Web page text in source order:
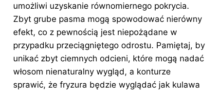
umożliwi uzyskanie równomiernego pokrycia.
Zbyt grube pasma mogą spowodować nierówny
efekt, co z pewnością jest niepożądane w
przypadku przeciągniętego odrostu. Pamiętaj, by
unikać zbyt ciemnych odcieni, które mogą nadać
włosom nienaturalny wygląd, a konturze
sprawić, że fryzura będzie wyglądać jak kulawa